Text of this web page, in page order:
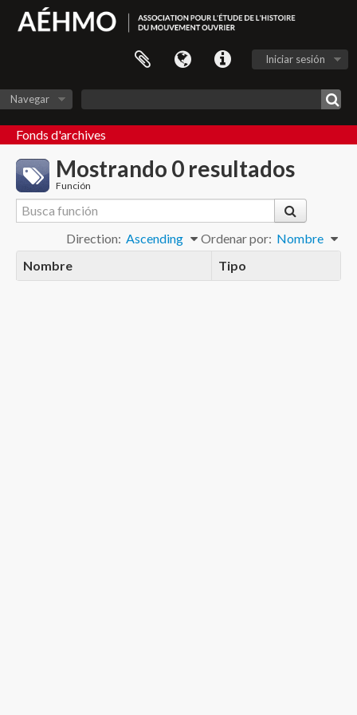
Iniciar sesión
Navegar
Fonds d'archives
Mostrando 0 resultados
Función
Ordenar por: Nombre
Direction: Ascending
Nombre
Tipo